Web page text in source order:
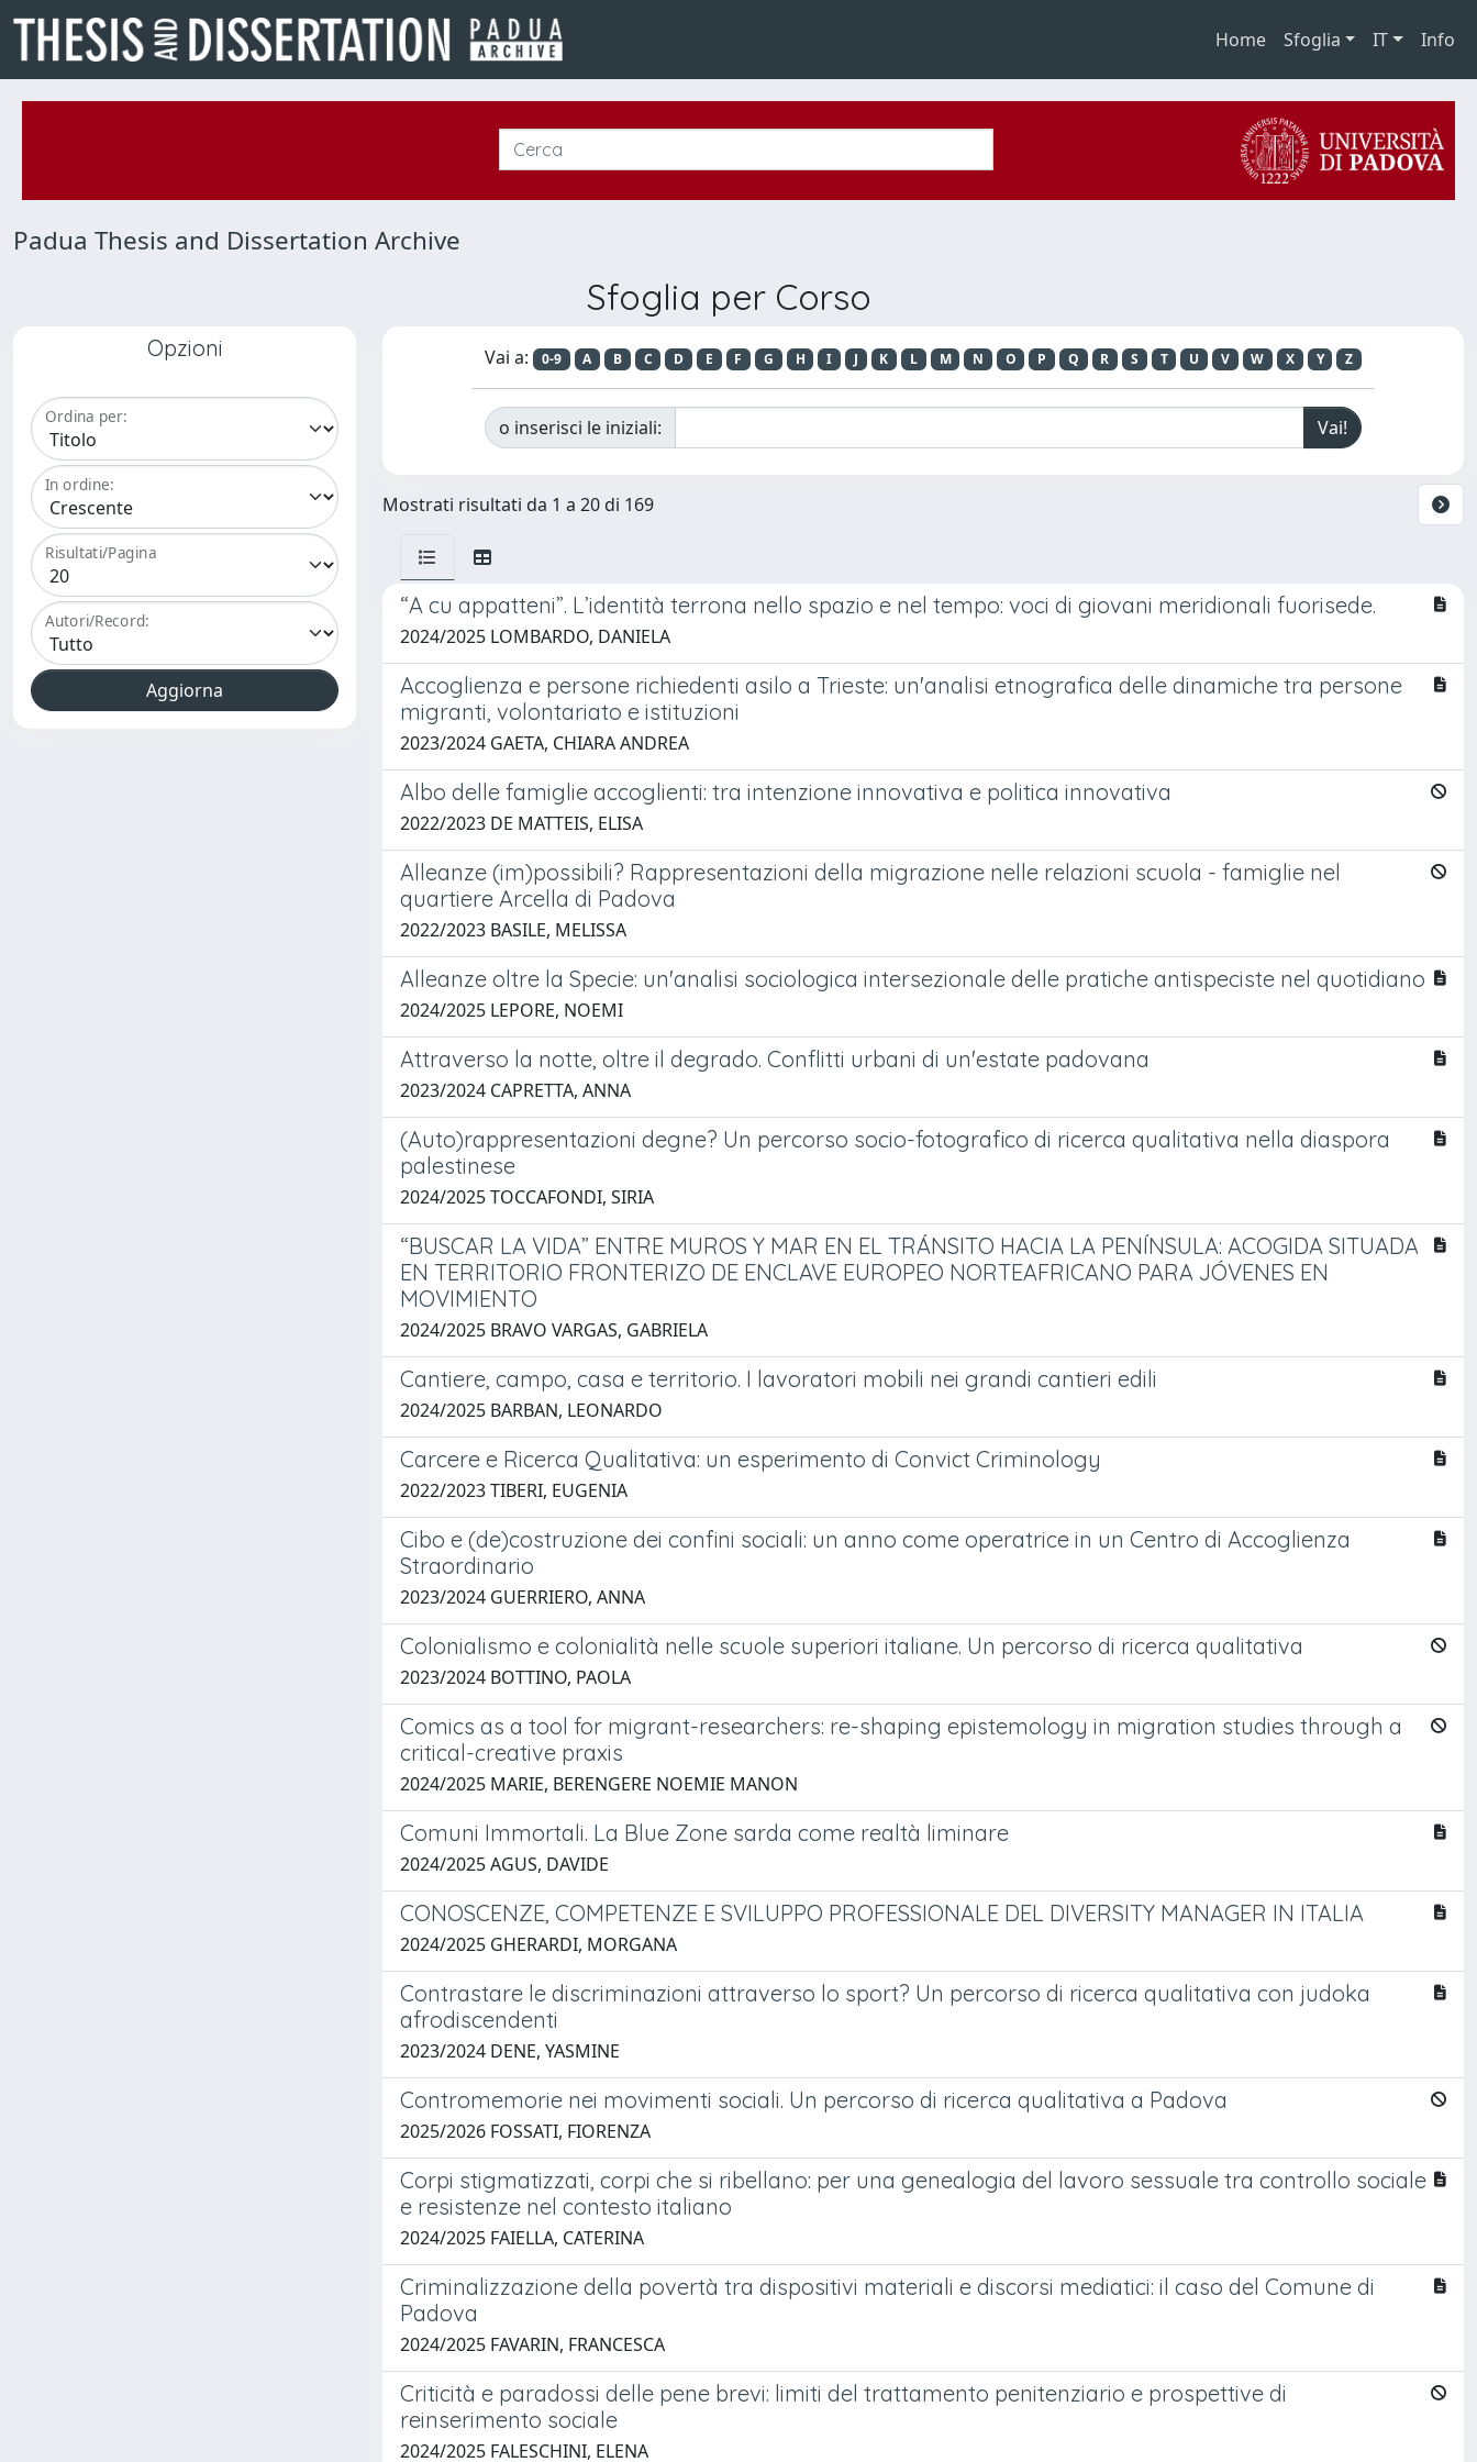
Home Sfoglia IT Info
Padua Thesis and Dissertation Archive
Sfoglia per Corso
Opzioni
Ordina per:
In ordine:
Risultati/Pagina
Autori/Record:
Vai a: 0-9 A B C D E F G H I J K L M N O P Q R S T U V W X Y Z
o inserisci le iniziali:
Mostrati risultati da 1 a 20 di 169
“A cu appatteni”. L’identità terrona nello spazio e nel tempo: voci di giovani meridionali fuorisede.
2024/2025 LOMBARDO, DANIELA
Accoglienza e persone richiedenti asilo a Trieste: un'analisi etnografica delle dinamiche tra persone
migranti, volontariato e istituzioni
2023/2024 GAETA, CHIARA ANDREA
Albo delle famiglie accoglienti: tra intenzione innovativa e politica innovativa
2022/2023 DE MATTEIS, ELISA
Alleanze (im)possibili? Rappresentazioni della migrazione nelle relazioni scuola - famiglie nel
quartiere Arcella di Padova
2022/2023 BASILE, MELISSA
Alleanze oltre la Specie: un'analisi sociologica intersezionale delle pratiche antispeciste nel quotidiano
2024/2025 LEPORE, NOEMI
Attraverso la notte, oltre il degrado. Conflitti urbani di un'estate padovana
2023/2024 CAPRETTA, ANNA
(Auto)rappresentazioni degne? Un percorso socio-fotografico di ricerca qualitativa nella diaspora
palestinese
2024/2025 TOCCAFONDI, SIRIA
“BUSCAR LA VIDA” ENTRE MUROS Y MAR EN EL TRÁNSITO HACIA LA PENÍNSULA: ACOGIDA SITUADA
EN TERRITORIO FRONTERIZO DE ENCLAVE EUROPEO NORTEAFRICANO PARA JÓVENES EN
MOVIMIENTO
2024/2025 BRAVO VARGAS, GABRIELA
Cantiere, campo, casa e territorio. I lavoratori mobili nei grandi cantieri edili
2024/2025 BARBAN, LEONARDO
Carcere e Ricerca Qualitativa: un esperimento di Convict Criminology
2022/2023 TIBERI, EUGENIA
Cibo e (de)costruzione dei confini sociali: un anno come operatrice in un Centro di Accoglienza
Straordinario
2023/2024 GUERRIERO, ANNA
Colonialismo e colonialità nelle scuole superiori italiane. Un percorso di ricerca qualitativa
2023/2024 BOTTINO, PAOLA
Comics as a tool for migrant-researchers: re-shaping epistemology in migration studies through a
critical-creative praxis
2024/2025 MARIE, BERENGERE NOEMIE MANON
Comuni Immortali. La Blue Zone sarda come realtà liminare
2024/2025 AGUS, DAVIDE
CONOSCENZE, COMPETENZE E SVILUPPO PROFESSIONALE DEL DIVERSITY MANAGER IN ITALIA
2024/2025 GHERARDI, MORGANA
Contrastare le discriminazioni attraverso lo sport? Un percorso di ricerca qualitativa con judoka
afrodiscendenti
2023/2024 DENE, YASMINE
Contromemorie nei movimenti sociali. Un percorso di ricerca qualitativa a Padova
2025/2026 FOSSATI, FIORENZA
Corpi stigmatizzati, corpi che si ribellano: per una genealogia del lavoro sessuale tra controllo sociale
e resistenze nel contesto italiano
2024/2025 FAIELLA, CATERINA
Criminalizzazione della povertà tra dispositivi materiali e discorsi mediatici: il caso del Comune di
Padova
2024/2025 FAVARIN, FRANCESCA
Criticità e paradossi delle pene brevi: limiti del trattamento penitenziario e prospettive di
reinserimento sociale
2024/2025 FALESCHINI, ELENA